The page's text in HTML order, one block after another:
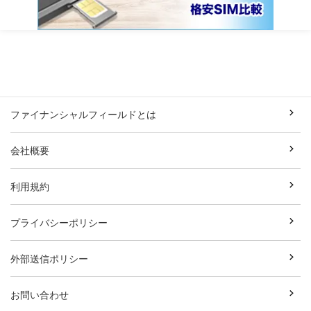
ファイナンシャルフィールドとは
会社概要
利用規約
プライバシーポリシー
外部送信ポリシー
お問い合わせ